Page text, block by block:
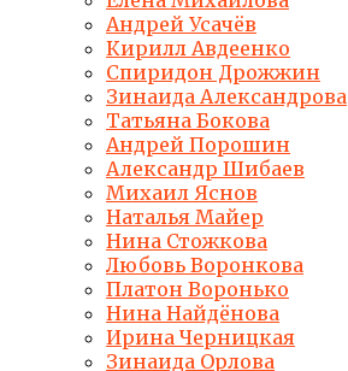
Андрей Усачёв
Кирилл Авдеенко
Спиридон Дрожжин
Зинаида Александрова
Татьяна Бокова
Андрей Порошин
Александр Шибаев
Михаил Яснов
Наталья Майер
Нина Стожкова
Любовь Воронкова
Платон Воронько
Нина Найдёнова
Ирина Черницкая
Зинаида Орлова